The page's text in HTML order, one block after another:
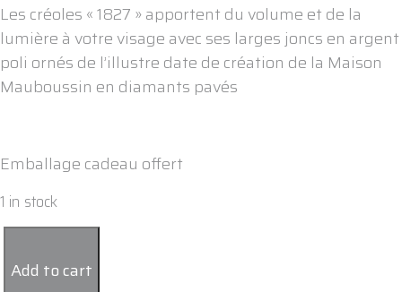
Les créoles « 1827 » apportent du volume et de la
lumière à votre visage avec ses larges joncs en argent
poli ornés de l’illustre date de création de la Maison
Mauboussin en diamants pavés
Emballage cadeau offert
1 in stock
Créoles1827
Mauboussin
Add to cart